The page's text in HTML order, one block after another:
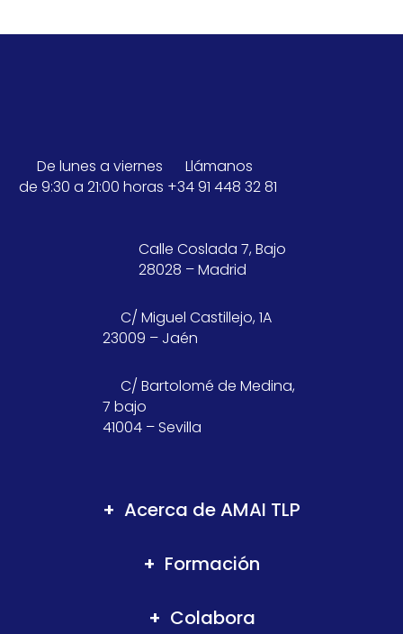
De lunes a viernes
de 9:30 a 21:00 horas
Llámanos
+34 91 448 32 81
Calle Coslada 7, Bajo
28028 – Madrid
C/ Miguel Castillejo, 1A
23009 – Jaén
C/ Bartolomé de Medina,
7 bajo
41004 – Sevilla
Acerca de AMAI TLP
Formación
Colabora